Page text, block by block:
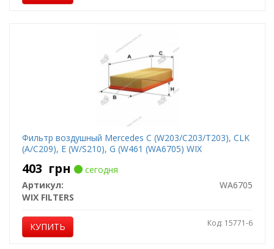
Фильтр воздушный Mercedes C (W203/C203/T203), CLK
(A/C209), E (W/S210), G (W461 (WA6705) WIX
403 грн
сегодня
Артикул:
WA6705
WIX FILTERS
КУПИТЬ Код: 15771-6